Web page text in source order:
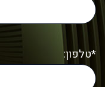
*טלפון: